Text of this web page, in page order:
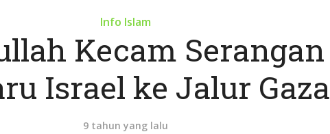
Info Islam
Kecam Serangan
Israel ke Jalur Gaza
9 tahun yang lalu